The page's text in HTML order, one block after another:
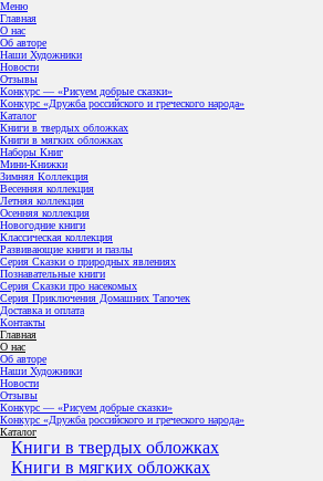
Меню
Главная
О нас
Об авторе
Наши Художники
Новости
Отзывы
Конкурс — «Рисуем добрые сказки»
Конкурс «Дружба российского и греческого народа»
Каталог
Книги в твердых обложках
Книги в мягких обложках
Наборы Книг
Мини-Книжки
Зимняя Коллекция
Весенняя коллекция
Летняя коллекция
Осенняя коллекция
Новогодние книги
Классическая коллекция
Развивающие книги и пазлы
Серия Сказки о природных явлениях
Познавательные книги
Серия Сказки про насекомых
Серия Приключения Домашних Тапочек
Доставка и оплата
Контакты
Главная
О нас
Об авторе
Наши Художники
Новости
Отзывы
Конкурс — «Рисуем добрые сказки»
Конкурс «Дружба российского и греческого народа»
Каталог
Книги в твердых обложках
Книги в мягких обложках